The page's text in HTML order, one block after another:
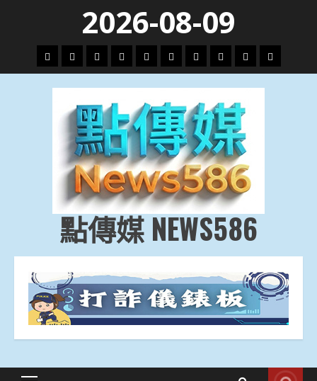
content
2026-08-09
頭
條
財
經
地
方.
會
文
教.
技
專
題
娛
樂
劇
政
治
國
際
運
動
生
活
點傳媒 NEWS586